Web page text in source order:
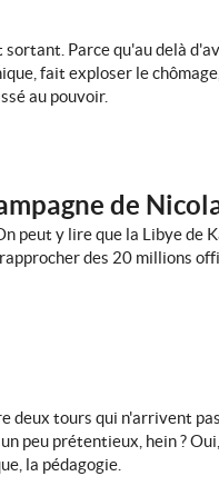
Parce qu'au delà
fait exploser le
au pouvoir.
de
peut y lire que la Libye de
des 20 millions
tours qui n'arrivent
peu prétentieux, hein ?
la pédagogie.